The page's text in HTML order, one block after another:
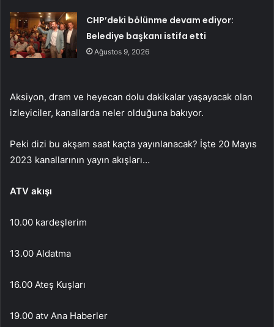
CHP’deki bölünme devam ediyor:
Belediye başkanı istifa etti
Ağustos 9, 2026
Aksiyon, dram ve heyecan dolu dakikalar yaşayacak olan
izleyiciler, kanallarda neler olduğuna bakıyor.
Peki dizi bu akşam saat kaçta yayınlanacak? İşte 20 Mayıs
2023 kanallarının yayın akışları…
ATV akışı
10.00 kardeşlerim
13.00 Aldatma
16.00 Ateş Kuşları
19.00 atv Ana Haberler